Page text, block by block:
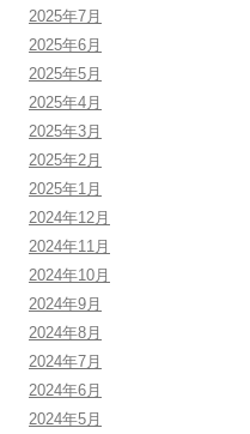
2025年7月
2025年6月
2025年5月
2025年4月
2025年3月
2025年2月
2025年1月
2024年12月
2024年11月
2024年10月
2024年9月
2024年8月
2024年7月
2024年6月
2024年5月